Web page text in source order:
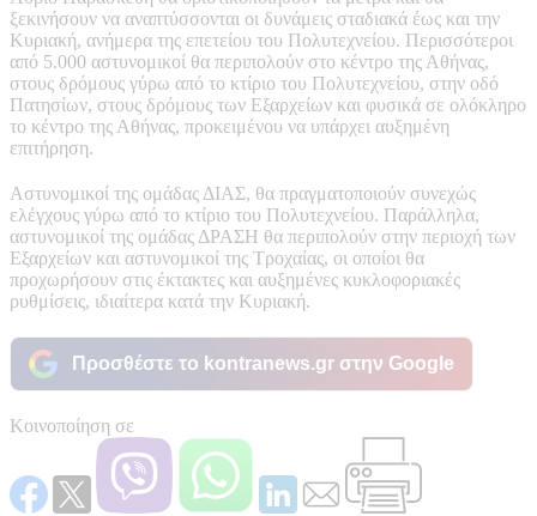
ξεκινήσουν να αναπτύσσονται οι δυνάμεις σταδιακά έως και την
Κυριακή, ανήμερα της επετείου του Πολυτεχνείου. Περισσότεροι
από 5.000 αστυνομικοί θα περιπολούν στο κέντρο της Αθήνας,
στους δρόμους γύρω από το κτίριο του Πολυτεχνείου, στην οδό
Πατησίων, στους δρόμους των Εξαρχείων και φυσικά σε ολόκληρο
το κέντρο της Αθήνας, προκειμένου να υπάρχει αυξημένη
επιτήρηση.
Αστυνομικοί της ομάδας ΔΙΑΣ, θα πραγματοποιούν συνεχώς
ελέγχους γύρω από το κτίριο του Πολυτεχνείου. Παράλληλα,
αστυνομικοί της ομάδας ΔΡΑΣΗ θα περιπολούν στην περιοχή των
Εξαρχείων και αστυνομικοί της Τροχαίας, οι οποίοι θα
προχωρήσουν στις έκτακτες και αυξημένες κυκλοφοριακές
ρυθμίσεις, ιδιαίτερα κατά την Κυριακή.
Προσθέστε το kontranews.gr στην Google
Κοινοποίηση σε